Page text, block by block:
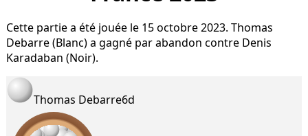
Cette partie a été jouée le 15 octobre 2023. Thomas
Debarre (Blanc) a gagné par abandon contre Denis
Karadaban (Noir).
Thomas Debarre6d